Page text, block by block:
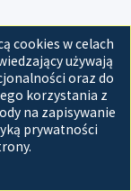
cookies w celach
używają
oraz do
korzystania z
na zapisywanie
prywatności